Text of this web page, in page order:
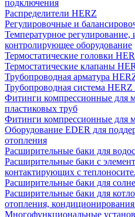
подключения
Распределители HERZ
Регулировочные и
Температурное регулирование,
контролирующее оборудование
Термостатические головки
Термостатические клапаны
Трубопроводная арматура
Трубопроводная система
Фитинги компрессионные для
пластиковых труб
Фитинги компрессионные для
Оборудование EDER для
отопления
Расширительные баки для
Расширительные баки с
контактирующих с
Расширительные баки для
Расширительные баки для
отопления,
Многофункциональные